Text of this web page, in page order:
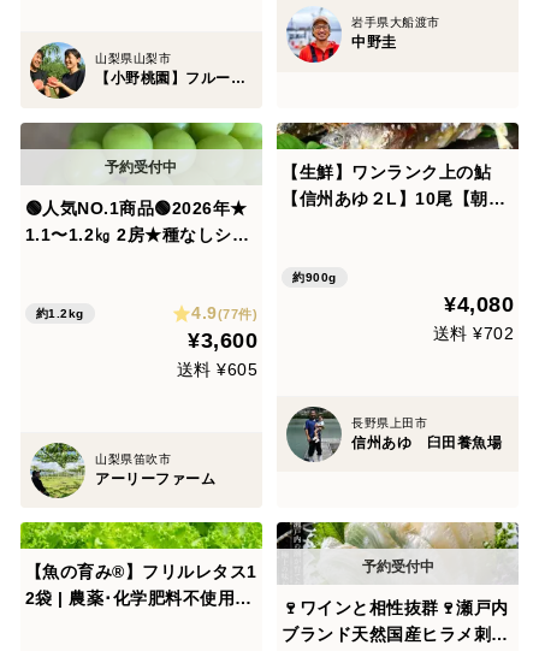
山梨県山梨市
【小野桃園】フルーツ王国山梨ブランド
岩手県大船渡市
中野圭
🟢人気NO.1商品🟢2026年★
1.1〜1.2㎏ 2房★種なしシャ
量日本一の山梨県産★通常配
送 沖縄県 北海道注文不可
約1.2kg 4.9(77件)
¥3,600
送料 ¥605
山梨県笛吹市
アーリーファーム
【生鮮】ワンランク上の鮎
【信州あゆ２L】10尾【朝ど
約900g
¥4,080
送料 ¥702
長野県上田市
信州あゆ 臼田養魚場
【魚の育み®】フリルレタス1
2袋 | 農薬･化学肥料不使用で
🍷ワインと相性抜群🍷瀬戸内
ブランド天然国産ヒラメ刺